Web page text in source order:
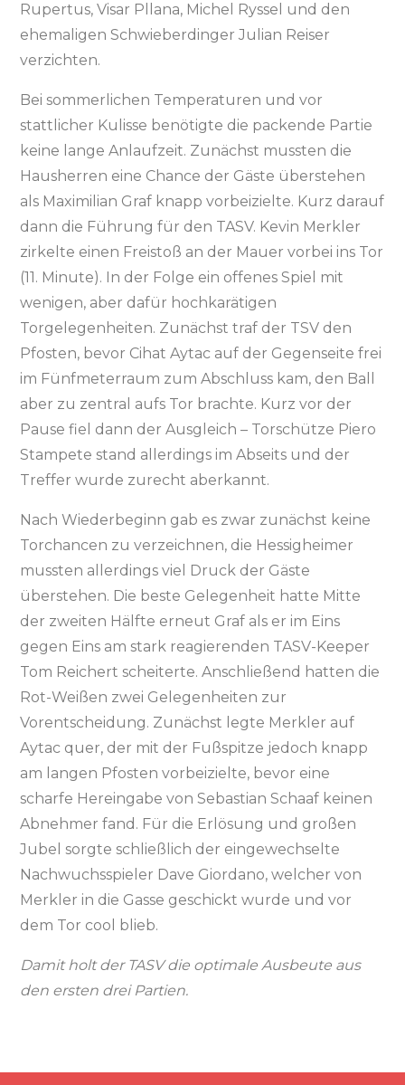
Rupertus, Visar Pllana, Michel Ryssel und den
ehemaligen Schwieberdinger Julian Reiser
verzichten.
Bei sommerlichen Temperaturen und vor
stattlicher Kulisse benötigte die packende Partie
keine lange Anlaufzeit. Zunächst mussten die
Hausherren eine Chance der Gäste überstehen
als Maximilian Graf knapp vorbeizielte. Kurz darauf
dann die Führung für den TASV. Kevin Merkler
zirkelte einen Freistoß an der Mauer vorbei ins Tor
(11. Minute). In der Folge ein offenes Spiel mit
wenigen, aber dafür hochkarätigen
Torgelegenheiten. Zunächst traf der TSV den
Pfosten, bevor Cihat Aytac auf der Gegenseite frei
im Fünfmeterraum zum Abschluss kam, den Ball
aber zu zentral aufs Tor brachte. Kurz vor der
Pause fiel dann der Ausgleich – Torschütze Piero
Stampete stand allerdings im Abseits und der
Treffer wurde zurecht aberkannt.
Nach Wiederbeginn gab es zwar zunächst keine
Torchancen zu verzeichnen, die Hessigheimer
mussten allerdings viel Druck der Gäste
überstehen. Die beste Gelegenheit hatte Mitte
der zweiten Hälfte erneut Graf als er im Eins
gegen Eins am stark reagierenden TASV-Keeper
Tom Reichert scheiterte. Anschließend hatten die
Rot-Weißen zwei Gelegenheiten zur
Vorentscheidung. Zunächst legte Merkler auf
Aytac quer, der mit der Fußspitze jedoch knapp
am langen Pfosten vorbeizielte, bevor eine
scharfe Hereingabe von Sebastian Schaaf keinen
Abnehmer fand. Für die Erlösung und großen
Jubel sorgte schließlich der eingewechselte
Nachwuchsspieler Dave Giordano, welcher von
Merkler in die Gasse geschickt wurde und vor
dem Tor cool blieb.
Damit holt der TASV die optimale Ausbeute aus
den ersten drei Partien.